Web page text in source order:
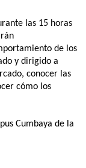
las 15 horas
de los
y dirigido a
conocer las
cómo los
Cumbaya de la